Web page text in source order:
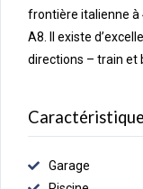
frontière italienne à
A8. Il existe
directions – train et
Garage